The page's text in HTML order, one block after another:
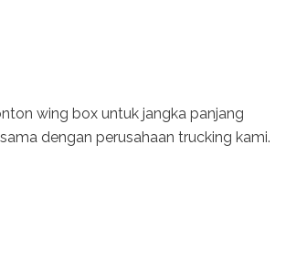
wing box untuk jangka panjang
dengan perusahaan trucking kami.